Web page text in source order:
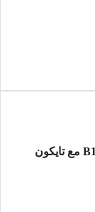
شقة بمواصفات فاخرة للبيع في مدينتي B15 مع تايكون